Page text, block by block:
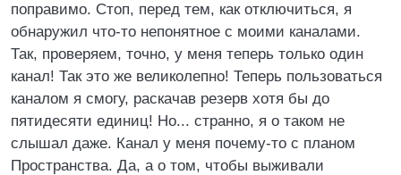
поправимо. Стоп, перед тем, как отключиться, я
обнаружил что-то непонятное с моими каналами.
Так, проверяем, точно, у меня теперь только один
канал! Так это же великолепно! Теперь пользоваться
каналом я смогу, раскачав резерв хотя бы до
пятидесяти единиц! Но... странно, я о таком не
слышал даже. Канал у меня почему-то с планом
Пространства. Да, а о том, чтобы выживали